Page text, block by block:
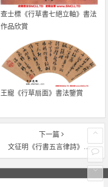
查士標《行草書七絕立軸》書法
作品欣賞
王寵《行草扇面》書法鑒賞
下一篇
文征明《行書五言律詩》書法作品欣賞